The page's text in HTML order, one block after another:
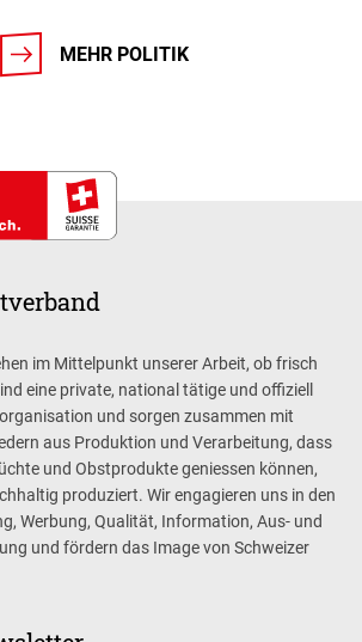
MEHR POLITIK
im Mittelpunkt unserer Arbeit, ob frisch
eine private, national tätige und offiziell
und sorgen zusammen mit
aus Produktion und Verarbeitung, dass
und Obstprodukte geniessen können,
produziert. Wir engagieren uns in den
Werbung, Qualität, Information, Aus- und
und fördern das Image von Schweizer